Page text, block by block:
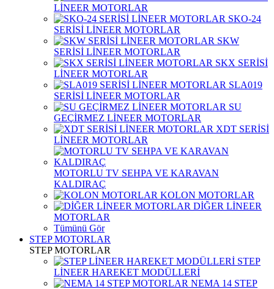
LİNEER MOTORLAR
SKO-24
SERİSİ LİNEER MOTORLAR
SKW
SERİSİ LİNEER MOTORLAR
SKX SERİSİ
LİNEER MOTORLAR
SLA019
SERİSİ LİNEER MOTORLAR
SU
GEÇİRMEZ LİNEER MOTORLAR
XDT SERİSİ
LİNEER MOTORLAR
MOTORLU TV SEHPA VE KARAVAN
KALDIRAÇ
KOLON MOTORLAR
DİĞER LİNEER
MOTORLAR
Tümünü Gör
STEP MOTORLAR
STEP MOTORLAR
STEP
LİNEER HAREKET MODÜLLERİ
NEMA 14 STEP